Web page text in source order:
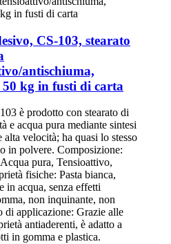
CS-103, stearato
antischiuma,
50 kg in fusti di carta
è prodotto con stearato di
e acqua pura mediante sintesi
alta velocità; ha quasi lo stesso
in polvere. Composizione:
pura, Tensioattivo,
fisiche: Pasta bianca,
in acqua, senza effetti
non inquinante, non
di applicazione: Grazie alle
antiaderenti, è adatto a
in gomma e plastica.